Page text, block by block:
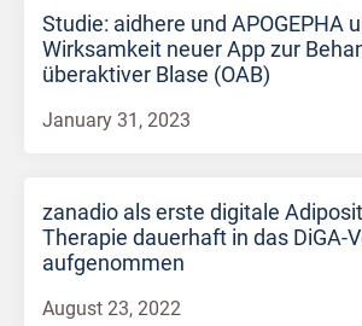
Studie: aidhere und APOGEPHA
Wirksamkeit neuer App zur
überaktiver Blase (OAB)
January 31, 2023
zanadio als erste digitale
Therapie dauerhaft in das DiGA-
aufgenommen
August 23, 2022